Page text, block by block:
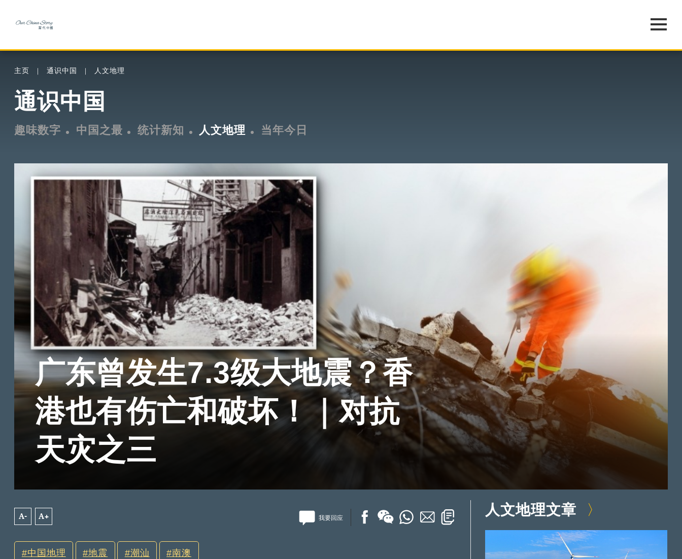
主页 通识中国 人文地理
通识中国
趣味数字 中国之最 统计新知 人文地理 当年今日
广东曾发生7.3级大地震？香
港也有伤亡和破坏！｜对抗
天灾之三
A- A+ 我要回应
中国地理 地震 潮汕 南澳
人文地理文章